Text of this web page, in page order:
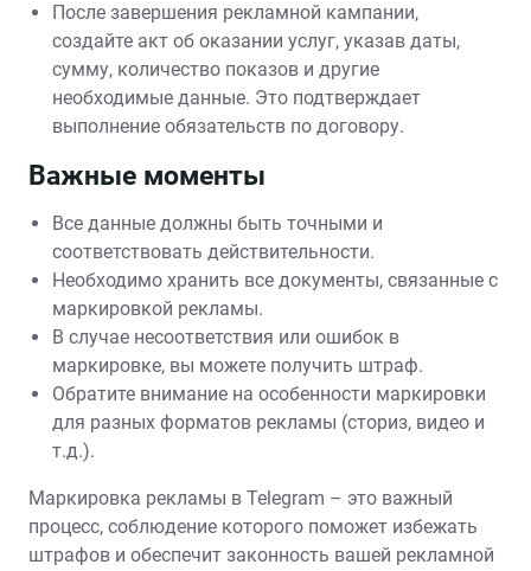
После завершения рекламной кампании,
создайте акт об оказании услуг, указав даты,
сумму, количество показов и другие
необходимые данные. Это подтверждает
выполнение обязательств по договору.
Важные моменты
Все данные должны быть точными и
соответствовать действительности.
Необходимо хранить все документы, связанные с
маркировкой рекламы.
В случае несоответствия или ошибок в
маркировке, вы можете получить штраф.
Обратите внимание на особенности маркировки
для разных форматов рекламы (сториз, видео и
т.д.).
Маркировка рекламы в Telegram – это важный
процесс, соблюдение которого поможет избежать
штрафов и обеспечит законность вашей рекламной